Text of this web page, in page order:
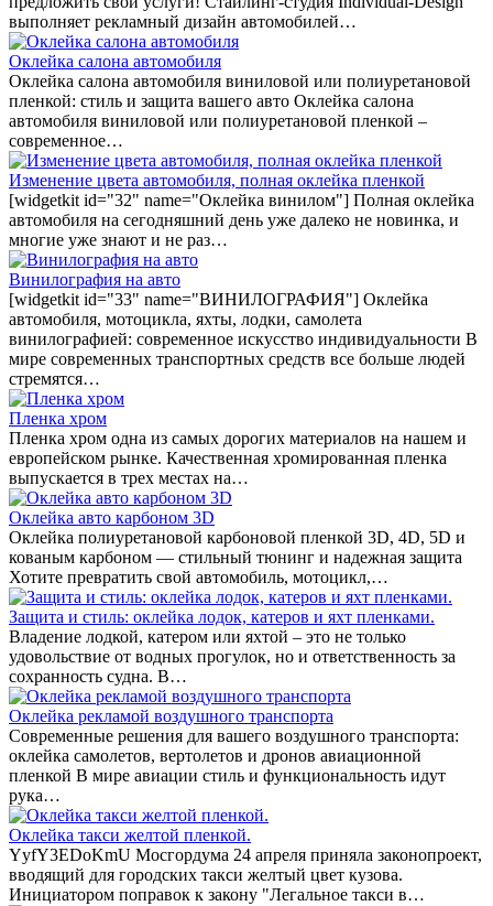
выполняет рекламный дизайн автомобилей…
Оклейка салона автомобиля
Оклейка салона автомобиля виниловой или полиуретановой
пленкой: стиль и защита вашего авто Оклейка салона
автомобиля виниловой или полиуретановой пленкой –
современное…
Изменение цвета автомобиля, полная оклейка пленкой
[widgetkit id="32" name="Оклейка винилом"] Полная оклейка
автомобиля на сегодняшний день уже далеко не новинка, и
многие уже знают и не раз…
Винилография на авто
[widgetkit id="33" name="ВИНИЛОГРАФИЯ"] Оклейка
автомобиля, мотоцикла, яхты, лодки, самолета
винилографией: современное искусство индивидуальности В
мире современных транспортных средств все больше людей
стремятся…
Пленка хром
Пленка хром одна из самых дорогих материалов на нашем и
европейском рынке. Качественная хромированная пленка
выпускается в трех местах на…
Оклейка авто карбоном 3D
Оклейка полиуретановой карбоновой пленкой 3D, 4D, 5D и
кованым карбоном — стильный тюнинг и надежная защита
Хотите превратить свой автомобиль, мотоцикл,…
Защита и стиль: оклейка лодок, катеров и яхт пленками.
Владение лодкой, катером или яхтой – это не только
удовольствие от водных прогулок, но и ответственность за
сохранность судна. В…
Оклейка рекламой воздушного транспорта
Современные решения для вашего воздушного транспорта:
оклейка самолетов, вертолетов и дронов авиационной
пленкой В мире авиации стиль и функциональность идут
рука…
Оклейка такси желтой пленкой.
YyfY3EDoKmU Мосгордума 24 апреля приняла законопроект,
вводящий для городских такси желтый цвет кузова.
Инициатором поправок к закону "Легальное такси в…